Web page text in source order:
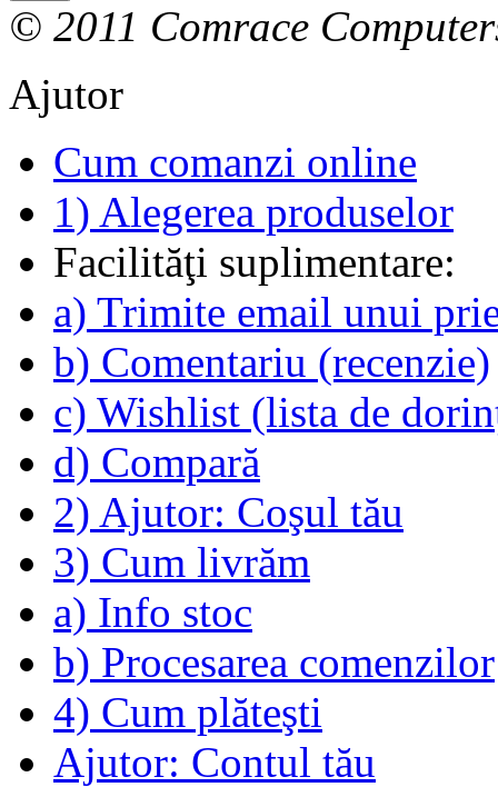
© 2011 Comrace
Ajutor
Cum comanzi online
1) Alegerea produselor
Facilităţi suplimentare:
a) Trimite email unui
b) Comentariu (recenzie)
c) Wishlist (lista de
d) Compară
2) Ajutor: Coşul tău
3) Cum livrăm
a) Info stoc
b) Procesarea comenzilor
4) Cum plăteşti
Ajutor: Contul tău